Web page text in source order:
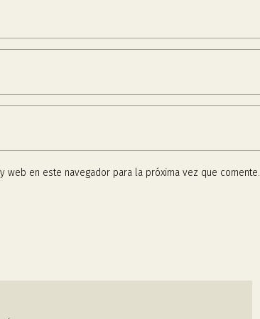
web en este navegador para la próxima vez que comente.